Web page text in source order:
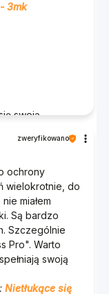
swoją
Twojego
przebiegł
dla nas
swojego
3mk
zweryfikowano
ochrony
wielokrotnie, do
miałem
Są bardzo
Szczególnie
Pro". Warto
swoją
Nietłukące się